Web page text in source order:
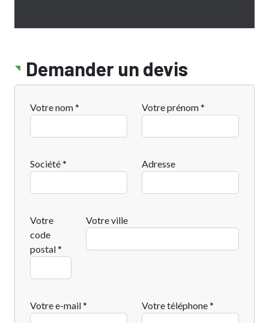
Demander un devis
Votre nom * Votre prénom *
Société * Adresse
Votre
code
postal *
Votre ville
Votre e-mail * Votre téléphone *